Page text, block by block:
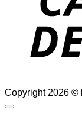
Copyright 2026 ©